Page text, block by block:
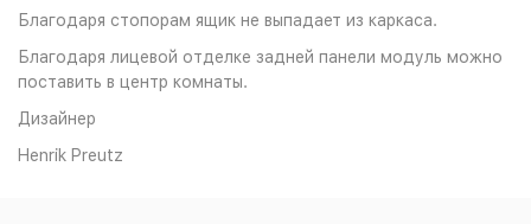
Благодаря стопорам ящик не выпадает из каркаса.
Благодаря лицевой отделке задней панели модуль можно
поставить в центр комнаты.
Дизайнер
Henrik Preutz